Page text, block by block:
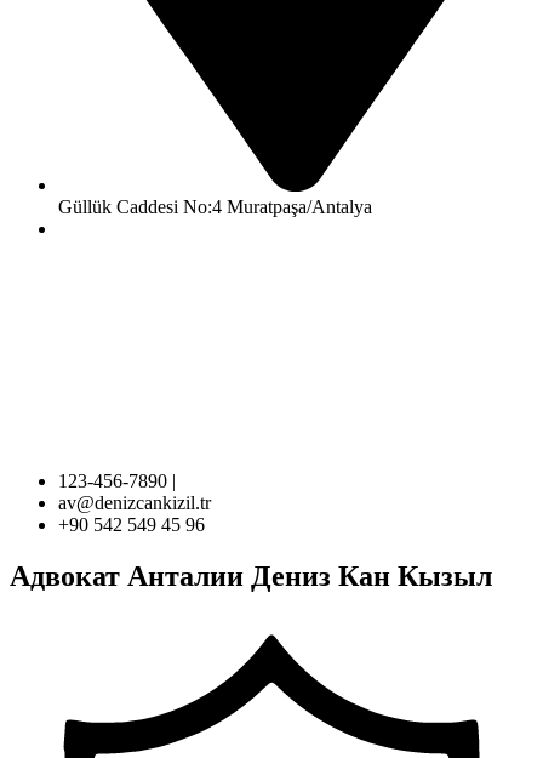
Güllük Caddesi No:4 Muratpaşa/Antalya
123-456-7890 |
av@denizcankizil.tr
+90 542 549 45 96
Адвокат Анталии Дениз Кан Кызыл